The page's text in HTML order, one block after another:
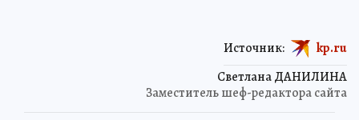
Светлана ДАНИЛИНА
Заместитель шеф-редактора сайта
Источник: kp.ru